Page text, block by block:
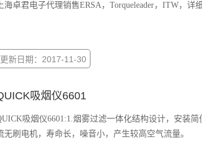
上海卓君电子代理销售ERSA，Torqueleader，ITW，详
更新日期：2017-11-30
吸烟仪6601
吸烟仪6601:1.烟雾过滤一体化结构设计，安装
无刷电机，寿命长，噪音小，产生较高空气流量。